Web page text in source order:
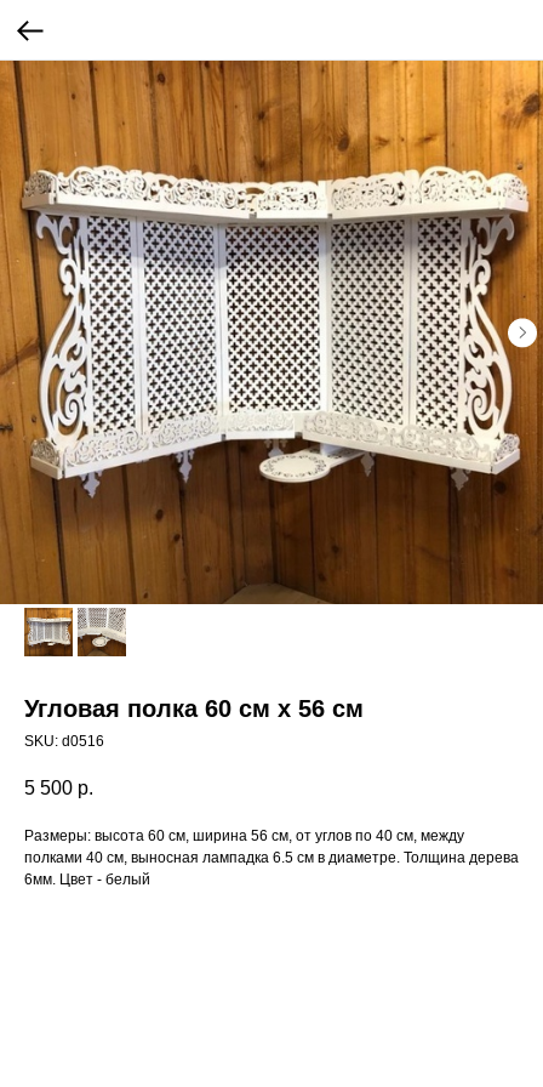
Угловая полка 60 см х 56 см
SKU: d0516
5 500 р.
Размеры: высота 60 см, ширина 56 см, от углов по 40 см, между
полками 40 см, выносная лампадка 6.5 см в диаметре. Толщина дерева
6мм. Цвет - белый